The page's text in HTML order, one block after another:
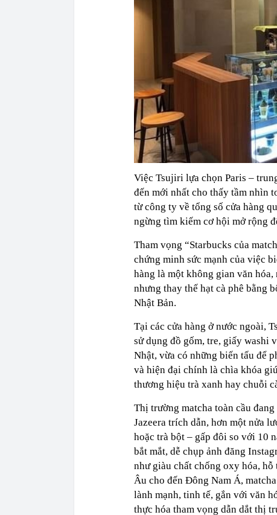
Việc Tsujiri lựa chọn Paris –
đến mới nhất cho thấy tầm nhìn
từ công ty về tổng số cửa hàng
ngừng tìm kiếm cơ hội mở rộng
Tham vọng “Starbucks của
chứng minh sức mạnh của việc
hàng là một không gian văn
nhưng thay thế hạt cà phê bằng
Nhật Bản.
Tại các cửa hàng ở nước ngoài,
sử dụng đồ gốm, tre, giấy washi
Nhật, vừa có những biến tấu để
và hiện đại chính là chìa khóa
thương hiệu trà xanh hay chuỗi
Thị trường matcha toàn cầu
Jazeera trích dẫn, hơn một nửa
hoặc trà bột – gấp đôi so với 10
bắt mắt, dễ chụp ảnh đăng
như giàu chất chống oxy hóa,
Âu cho đến Đông Nam Á,
lành mạnh, tinh tế, gắn với văn
thực hóa tham vọng dẫn dắt thị